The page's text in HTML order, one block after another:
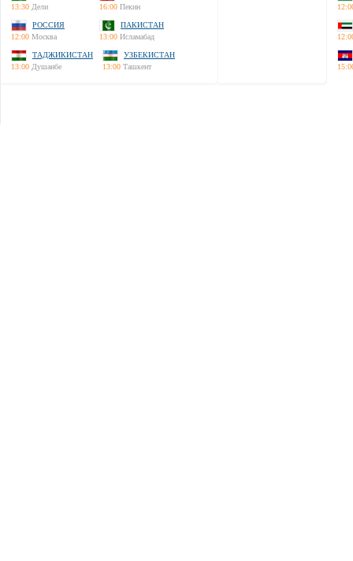
13:30 Дели
16:00 Пекин
РОССИЯ
12:00 Москва
ПАКИСТАН
13:00 Исламабад
ТАДЖИКИСТАН
13:00 Душанбе
УЗБЕКИСТАН
13:00 Ташкент